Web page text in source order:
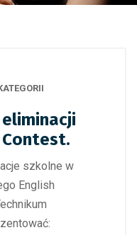
Contest.
szkolne w
English